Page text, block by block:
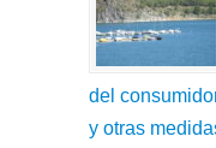
del
y otras